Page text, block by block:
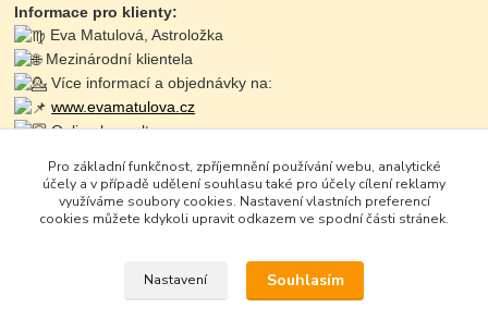
Informace pro klienty:
Eva Matulová, Astroložka
Mezinárodní klientela
Více informací a objednávky na:
www.evamatulova.cz
Online konzultace:
Zapište se do online kurzů
Pro základní funkčnost, zpříjemnění používání webu, analytické
účely a v případě udělení souhlasu také pro účely cílení reklamy
využíváme soubory cookies. Nastavení vlastních preferencí
cookies můžete kdykoli upravit odkazem ve spodní části stránek.
Nastavení Souhlasím